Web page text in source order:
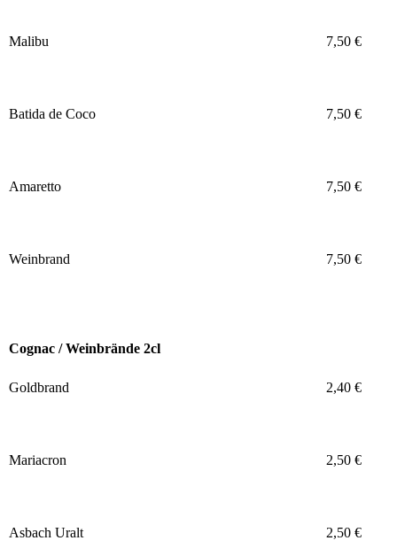
Malibu 7,50 €
Batida de Coco 7,50 €
Amaretto 7,50 €
Weinbrand 7,50 €
Cognac / Weinbrände 2cl
Goldbrand 2,40 €
Mariacron 2,50 €
Asbach Uralt 2,50 €